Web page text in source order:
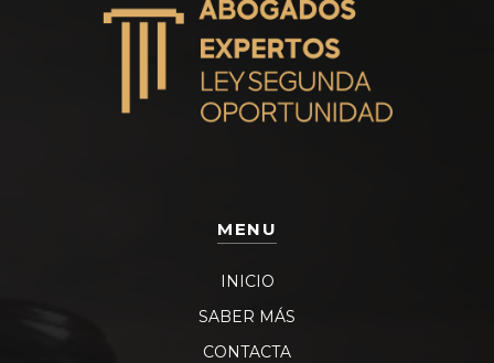
MENU
INICIO
SABER MÁS
CONTACTA